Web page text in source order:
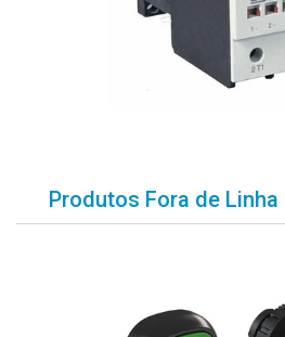
Produtos Fora de Linha